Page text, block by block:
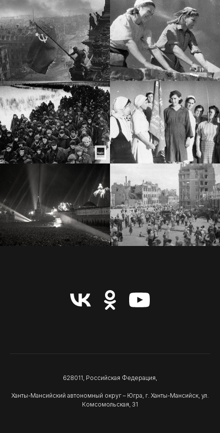
628011, Российская Федерация,
Ханты-Мансийский автономный округ – Югра, г. Ханты-Мансийск, ул.
Комсомольская, 31